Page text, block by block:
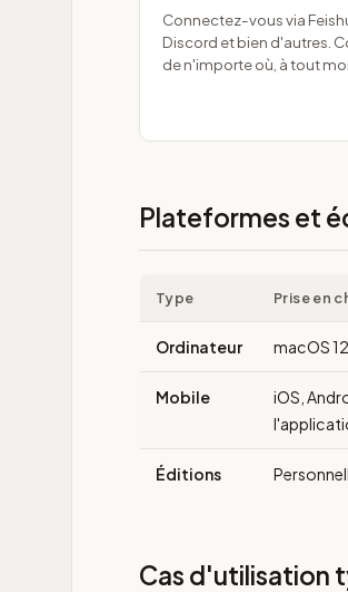
Connectez-vous via
Discord et bien d'autres.
de n'importe où, à tout
Plateformes et
Type Prise en
Ordinateur macOS
Mobile
iOS,
Éditions
Cas d'utilisation